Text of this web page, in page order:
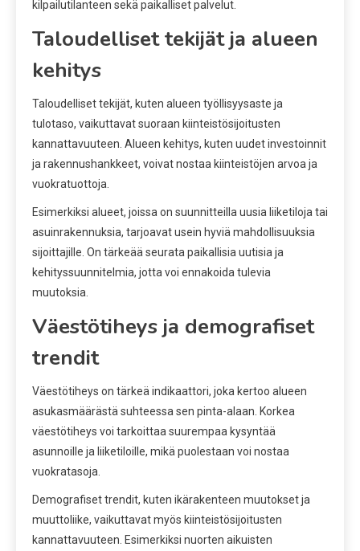
kilpailutilanteen sekä paikalliset palvelut.
Taloudelliset tekijät ja alueen
kehitys
Taloudelliset tekijät, kuten alueen työllisyysaste ja
tulotaso, vaikuttavat suoraan kiinteistösijoitusten
kannattavuuteen. Alueen kehitys, kuten uudet investoinnit
ja rakennushankkeet, voivat nostaa kiinteistöjen arvoa ja
vuokratuottoja.
Esimerkiksi alueet, joissa on suunnitteilla uusia liiketiloja tai
asuinrakennuksia, tarjoavat usein hyviä mahdollisuuksia
sijoittajille. On tärkeää seurata paikallisia uutisia ja
kehityssuunnitelmia, jotta voi ennakoida tulevia
muutoksia.
Väestötiheys ja demografiset
trendit
Väestötiheys on tärkeä indikaattori, joka kertoo alueen
asukasmäärästä suhteessa sen pinta-alaan. Korkea
väestötiheys voi tarkoittaa suurempaa kysyntää
asunnoille ja liiketiloille, mikä puolestaan voi nostaa
vuokratasoja.
Demografiset trendit, kuten ikärakenteen muutokset ja
muuttoliike, vaikuttavat myös kiinteistösijoitusten
kannattavuuteen. Esimerkiksi nuorten aikuisten